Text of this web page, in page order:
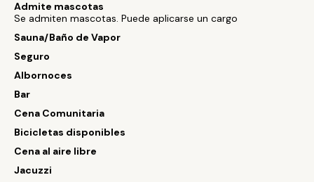
Admite mascotas
Se admiten mascotas. Puede aplicarse un cargo
Sauna/Baño de Vapor
Seguro
Albornoces
Bar
Cena Comunitaria
Bicicletas disponibles
Cena al aire libre
Jacuzzi